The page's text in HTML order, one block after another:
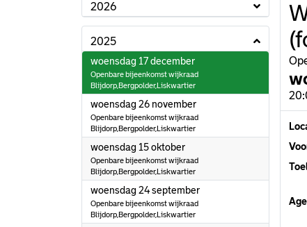
2026
2025
woensdag 17 december2025
Openbare bijeenkomst wijkraad
Blijdorp,Bergpolder,Liskwartier
woensdag 26 november2025
Openbare bijeenkomst wijkraad
Blijdorp,Bergpolder,Liskwartier
woensdag 15 oktober2025
Openbare bijeenkomst wijkraad
Blijdorp,Bergpolder,Liskwartier
woensdag 24 september2025
Openbare bijeenkomst wijkraad
Blijdorp,Bergpolder,Liskwartier